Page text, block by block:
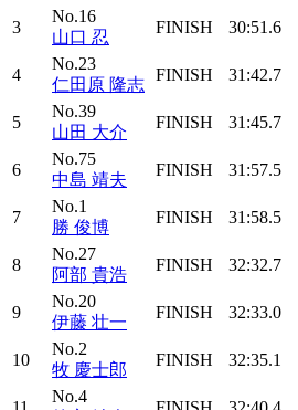
3
No.16
山口 忍
FINISH 30:51.6
4
No.23
仁田原 隆志
FINISH 31:42.7
5
No.39
山田 大介
FINISH 31:45.7
6
No.75
中島 靖夫
FINISH 31:57.5
7
No.1
勝 俊博
FINISH 31:58.5
8
No.27
阿部 貴浩
FINISH 32:32.7
9
No.20
伊藤 壮一
FINISH 32:33.0
10
No.2
牧 慶士郎
FINISH 32:35.1
No.4